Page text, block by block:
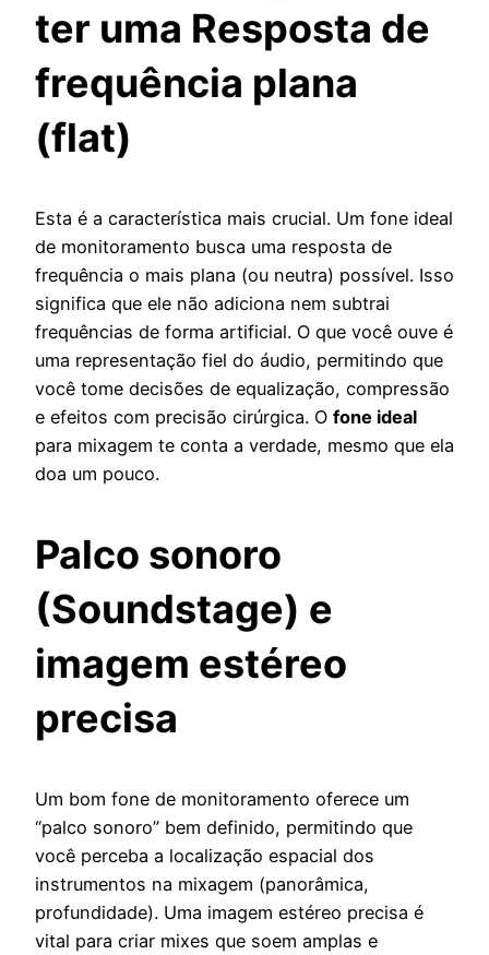
ter uma Resposta de
frequência plana
(flat)
Esta é a característica mais crucial. Um fone ideal
de monitoramento busca uma resposta de
frequência o mais plana (ou neutra) possível. Isso
significa que ele não adiciona nem subtrai
frequências de forma artificial. O que você ouve é
uma representação fiel do áudio, permitindo que
você tome decisões de equalização, compressão
e efeitos com precisão cirúrgica. O fone ideal
para mixagem te conta a verdade, mesmo que ela
doa um pouco.
Palco sonoro
(Soundstage) e
imagem estéreo
precisa
Um bom fone de monitoramento oferece um
“palco sonoro” bem definido, permitindo que
você perceba a localização espacial dos
instrumentos na mixagem (panorâmica,
profundidade). Uma imagem estéreo precisa é
vital para criar mixes que soem amplas e